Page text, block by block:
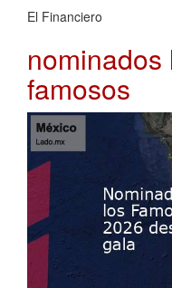
El Financiero
famosos